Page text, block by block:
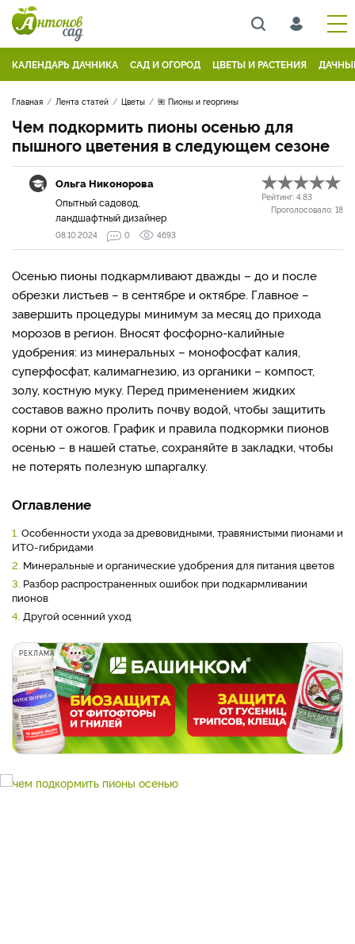
КАЛЕНДАРЬ ДАЧНИКА САД И ОГОРОД ЦВЕТЫ И РАСТЕНИЯ
Главная Лента статей Цветы 🌺 Пионы и георгины
Чем подкормить пионы осенью для
пышного цветения в следующем сезоне
Ольга Никонорова
Опытный садовод,
ландшафтный дизайнер
Рейтинг: 4.83
Проголосовало: 18
08.10.2024 0 4693
Осенью пионы подкармливают дважды – до и после
обрезки листьев – в сентябре и октябре. Главное –
завершить процедуры минимум за месяц до прихода
морозов в регион. Вносят фосфорно-калийные
удобрения: из минеральных – монофосфат калия,
суперфосфат, калимагнезию, из органики – компост,
золу, костную муку. Перед применением жидких
составов важно пролить почву водой, чтобы защитить
корни от ожогов. График и правила подкормки пионов
осенью – в нашей статье, сохраняйте в закладки, чтобы
не потерять полезную шпаргалку.
Оглавление
1. Особенности ухода за древовидными, травянистыми пионами и
ИТО-гибридами
2. Минеральные и органические удобрения для питания цветов
3. Разбор распространенных ошибок при подкармливании
пионов
4. Другой осенний уход
РЕКЛАМА